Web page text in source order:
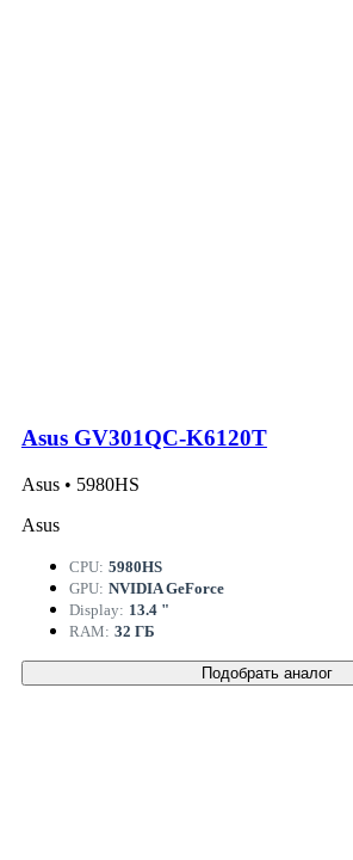
Asus GV301QC-K6120T
Asus • 5980HS
Asus
CPU: 5980HS
GPU: NVIDIA GeForce
Display: 13.4 "
RAM: 32 ГБ
Подобрать аналог